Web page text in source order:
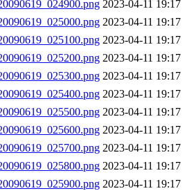
2023-04-11 19:17
2023-04-11 19:17
2023-04-11 19:17
2023-04-11 19:17
2023-04-11 19:17
2023-04-11 19:17
2023-04-11 19:17
2023-04-11 19:17
2023-04-11 19:17
2023-04-11 19:17
2023-04-11 19:17